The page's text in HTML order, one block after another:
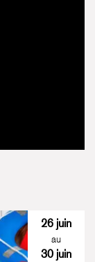
26 juin
au
30 juin